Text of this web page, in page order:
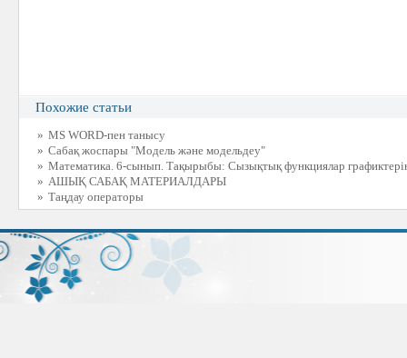
Похожие статьи
» MS WORD-пен танысу
» Сабақ жоспары "Модель және модельдеу"
» Математика. 6-сынып. Тақырыбы: Сызықтық функциялар
» АШЫҚ САБАҚ МАТЕРИАЛДАРЫ
» Таңдау операторы